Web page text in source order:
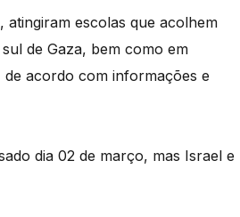
escolas que acolhem
de Gaza, bem como em
acordo com informações e
dia 02 de março, mas Israel e